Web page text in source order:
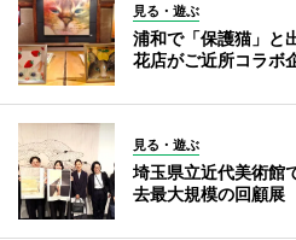
見る・遊ぶ
浦和で「保護猫」
花店がご近所コラボ
見る・遊ぶ
埼玉県立近代美術
去最大規模の回顧展